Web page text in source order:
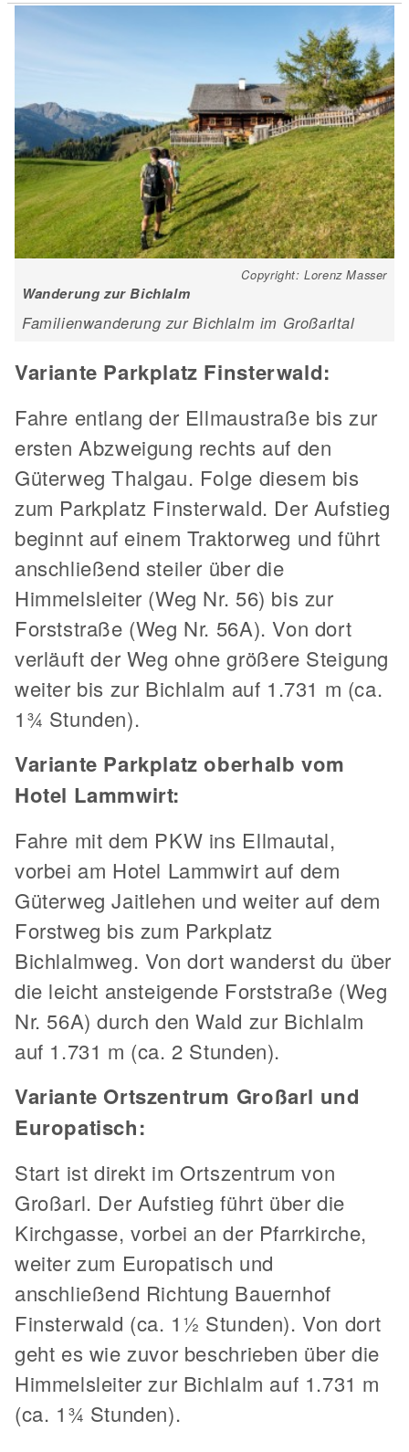
Copyright: Lorenz Masser
Wanderung zur Bichlalm
Familienwanderung zur Bichlalm im Großarltal
Variante Parkplatz Finsterwald:
Fahre entlang der Ellmaustraße bis zur
ersten Abzweigung rechts auf den
Güterweg Thalgau. Folge diesem bis
zum Parkplatz Finsterwald. Der Aufstieg
beginnt auf einem Traktorweg und führt
anschließend steiler über die
Himmelsleiter (Weg Nr. 56) bis zur
Forststraße (Weg Nr. 56A). Von dort
verläuft der Weg ohne größere Steigung
weiter bis zur Bichlalm auf 1.731 m (ca.
1¾ Stunden).
Variante Parkplatz oberhalb vom
Hotel Lammwirt:
Fahre mit dem PKW ins Ellmautal,
vorbei am Hotel Lammwirt auf dem
Güterweg Jaitlehen und weiter auf dem
Forstweg bis zum Parkplatz
Bichlalmweg. Von dort wanderst du über
die leicht ansteigende Forststraße (Weg
Nr. 56A) durch den Wald zur Bichlalm
auf 1.731 m (ca. 2 Stunden).
Variante Ortszentrum Großarl und
Europatisch:
Start ist direkt im Ortszentrum von
Großarl. Der Aufstieg führt über die
Kirchgasse, vorbei an der Pfarrkirche,
weiter zum Europatisch und
anschließend Richtung Bauernhof
Finsterwald (ca. 1½ Stunden). Von dort
geht es wie zuvor beschrieben über die
Himmelsleiter zur Bichlalm auf 1.731 m
(ca. 1¾ Stunden).